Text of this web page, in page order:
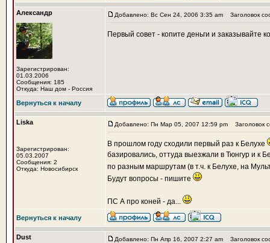
Александр
Зарегистрирован:
01.03.2006
Сообщения: 185
Откуда: Наш дом - Россия
Добавлено: Вс Сен 24, 2006 3:35 am Заголовок
Первый совет - копите деньги и заказывайте
Вернуться к началу
Liska
Зарегистрирован:
05.03.2007
Сообщения: 2
Откуда: Новосибирск
Добавлено: Пн Мар 05, 2007 12:59 pm Заголовок
В прошлом году сходили первый раз к Белухе
базировались, оттуда выезжали в Тюнгур и к
по разным маршрутам (в т.ч. к Белухе, на
Будут вопросы - пишите
ПС А про коней - да...
Вернуться к началу
Dust Добавлено: Пн Апр 16, 2007 2:27 am Заголовок